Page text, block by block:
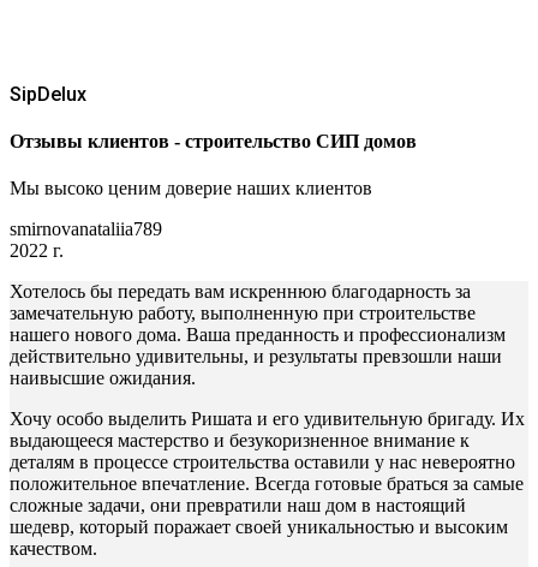
SipDelux
Отзывы клиентов - строительство СИП домов
Мы высоко ценим доверие наших клиентов
smirnovanataliia789
2022 г.
Хотелось бы передать вам искреннюю благодарность за
замечательную работу, выполненную при строительстве
нашего нового дома. Ваша преданность и профессионализм
действительно удивительны, и результаты превзошли наши
наивысшие ожидания.
Хочу особо выделить Ришата и его удивительную бригаду. Их
выдающееся мастерство и безукоризненное внимание к
деталям в процессе строительства оставили у нас невероятно
положительное впечатление. Всегда готовые браться за самые
сложные задачи, они превратили наш дом в настоящий
шедевр, который поражает своей уникальностью и высоким
качеством.